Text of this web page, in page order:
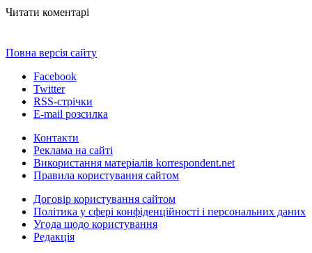
Читати коментарі
Повна версія сайту
Facebook
Twitter
RSS-стрічки
E-mail розсилка
Контакти
Реклама на сайті
Використання матеріалів korrespondent.net
Правила користування сайтом
Договір користування сайтом
Політика у сфері конфіденційності і персональних даних
Угода щодо користування
Редакція